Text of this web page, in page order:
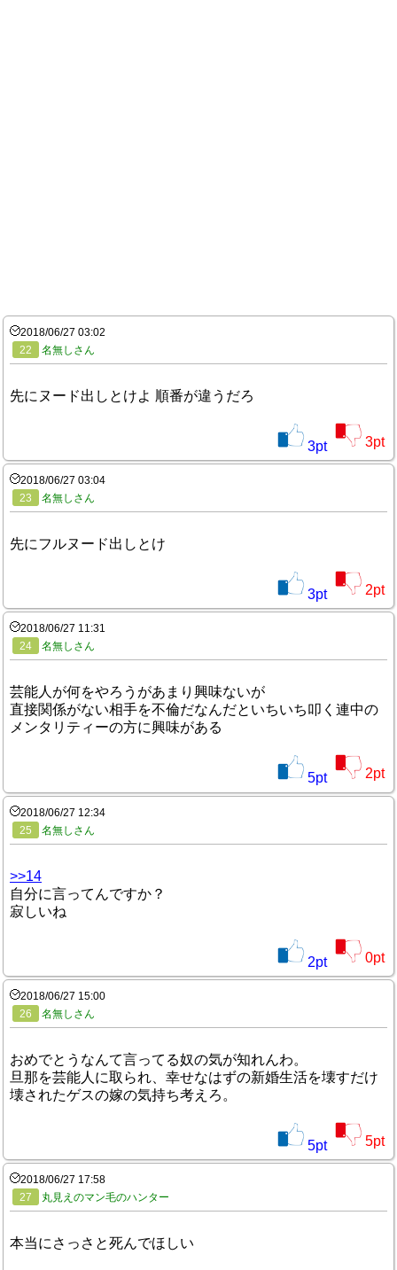
2018/06/27 03:02
22
名無しさん
先にヌード出しとけよ 順番が違うだろ
3pt 3pt
2018/06/27 03:04
23
名無しさん
先にフルヌード出しとけ
3pt 2pt
2018/06/27 11:31
24
名無しさん
芸能人が何をやろうがあまり興味ないが
直接関係がない相手を不倫だなんだといちいち叩く連中の
メンタリティーの方に興味がある
5pt 2pt
2018/06/27 12:34
25
名無しさん
>>14
自分に言ってんですか？
寂しいね
2pt 0pt
2018/06/27 15:00
26
名無しさん
おめでとうなんて言ってる奴の気が知れんわ。
旦那を芸能人に取られ、幸せなはずの新婚生活を壊すだけ
壊されたゲスの嫁の気持ち考えろ。
5pt 5pt
2018/06/27 17:58
27
丸見えのマン毛のハンター
本当にさっさと死んでほしい